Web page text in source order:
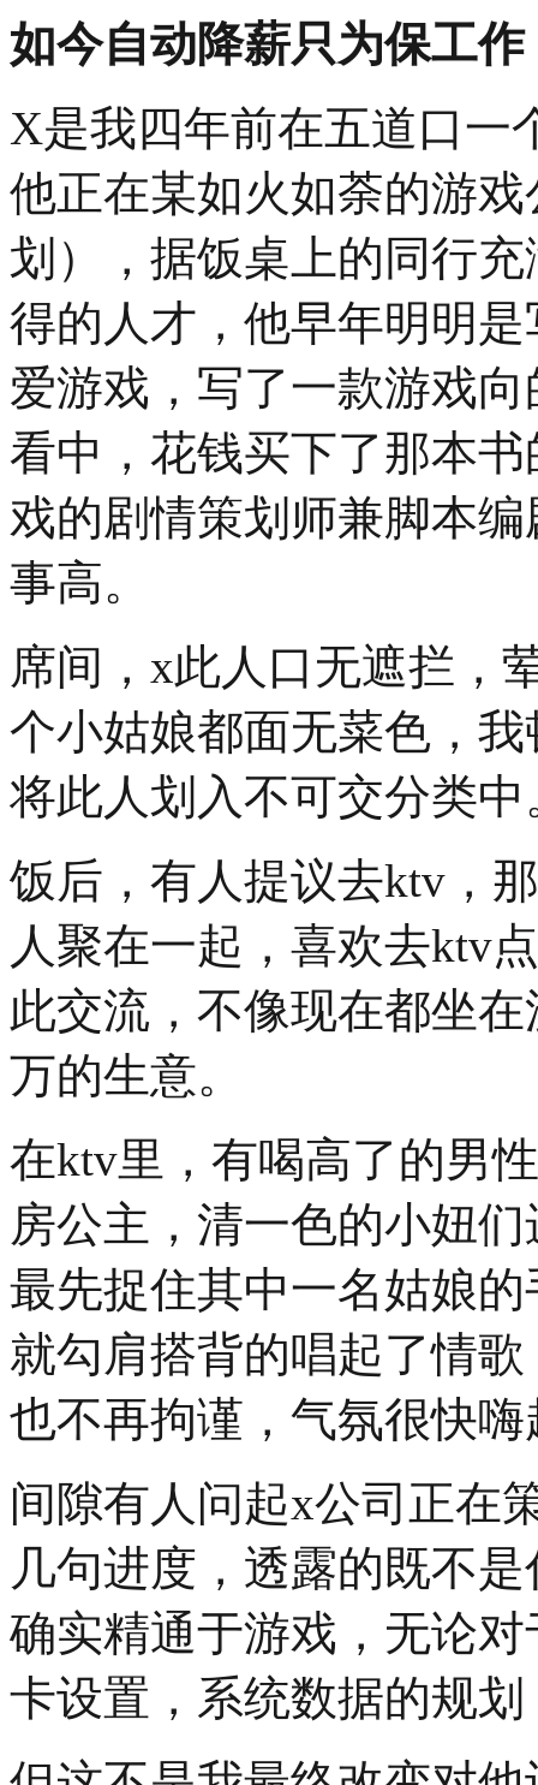
如今自动降薪只为保工作
X是我四年前在五道口一
他正在某如火如荼的游戏
划），据饭桌上的同行
得的人才，他早年明明
爱游戏，写了一款游戏
看中，花钱买下了那本
戏的剧情策划师兼脚本
事高。
席间，x此人口无遮拦，
个小姑娘都面无菜色，
将此人划入不可交分类中
饭后，有人提议去ktv，
人聚在一起，喜欢去ktv
此交流，不像现在都坐
万的生意。
在ktv里，有喝高了的男
房公主，清一色的小妞
最先捉住其中一名姑娘
就勾肩搭背的唱起了情
也不再拘谨，气氛很快嗨
间隙有人问起x公司正在
几句进度，透露的既不
确实精通于游戏，无论
卡设置，系统数据的规